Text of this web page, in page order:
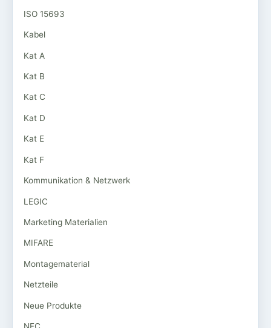
ISO 15693
Kabel
Kat A
Kat B
Kat C
Kat D
Kat E
Kat F
Kommunikation & Netzwerk
LEGIC
Marketing Materialien
MIFARE
Montagematerial
Netzteile
Neue Produkte